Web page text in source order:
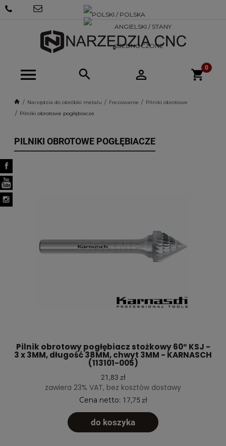
SKLEP@NARZEDZIACNC.PL
Narzędzia do obróbki metalu Frezowanie
Pilniki obrotowe
Pilniki obrotowe pogłębiacze
PILNIKI OBROTOWE POGŁĘBIACZE
Pilnik obrotowy pogłębiacz stożkowy 60° KSJ -
3 x 3MM, długość 38MM, chwyt 3MM - KARNASCH
(113101-005)
21,83 zł
zawiera 23% VAT, bez kosztów dostawy
Cena netto: 17,75 zł
do koszyka